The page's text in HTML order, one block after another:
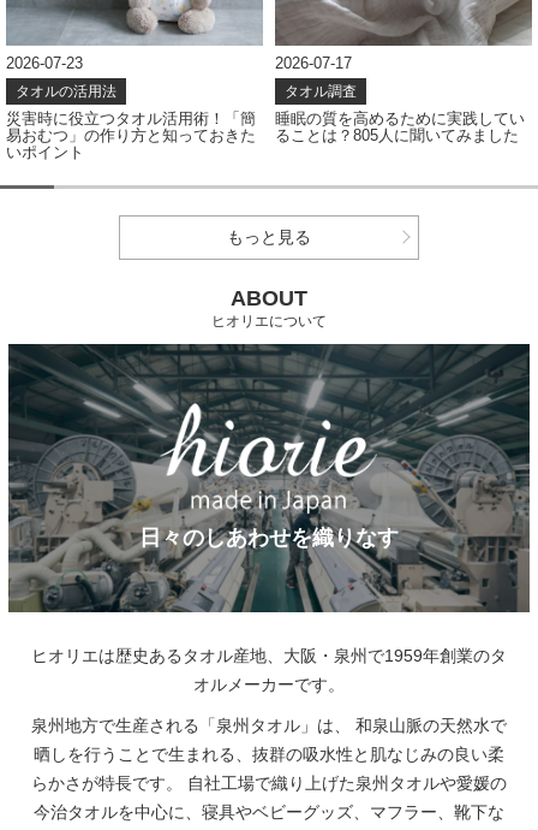
2026-07-23
タオルの活用法
災害時に役立つタオル活用術！「簡
易おむつ」の作り方と知っておきた
いポイント
2026-07-17
タオル調査
睡眠の質を高めるために実践してい
ることは？805人に聞いてみました
もっと見る
ABOUT
ヒオリエについて
日々のしあわせを織りなす
ヒオリエは歴史あるタオル産地、大阪・泉州で1959年創業のタ
オルメーカーです。
泉州地方で生産される「泉州タオル」は、
和泉山脈の天然水で
晒しを行うことで生まれる、抜群の吸水性と肌なじみの良い柔
らかさが特長です。
自社工場で織り上げた泉州タオルや愛媛の
今治タオルを中心に、寝具やベビーグッズ、マフラー、靴下な